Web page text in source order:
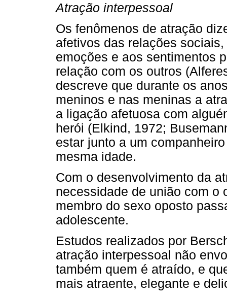
Atração interpessoal
Os fenômenos de atração
afetivos das relações
emoções e aos sentimentos
relação com os outros
descreve que durante os
meninos e nas meninas a
a ligação afetuosa com
herói (Elkind, 1972;
estar junto a um
mesma idade.
Com o desenvolvimento da
necessidade de união com o
membro do sexo oposto
adolescente.
Estudos realizados por
atração interpessoal não
também quem é atraído, e
mais atraente, elegante e